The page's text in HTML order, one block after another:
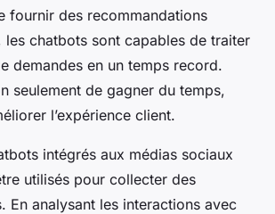
fournir des recommandations
les chatbots sont capables de traiter
demandes en un temps record.
seulement de gagner du temps,
l’expérience client.
intégrés aux médias sociaux
utilisés pour collecter des
En analysant les interactions avec